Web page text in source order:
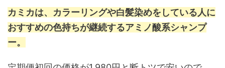
カミカは、カラーリングや白髪染めをしている人に
おすすめの色持ちが継続するアミノ酸系シャンプ
ー。